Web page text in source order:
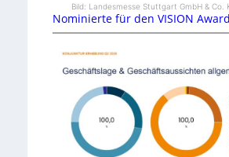
Bild: Landesmesse Stuttgart GmbH & Co.
Nominierte für den VISION